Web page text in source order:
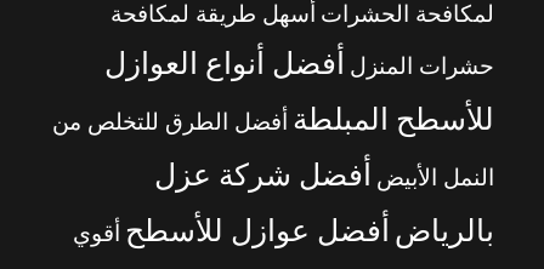
لمكافحة الحشرات أسهل طريقة لمكافحة
حشرات المنزل
أفضل أنواع العوازل
للأسطح المبلطة أفضل الطرق للتخلص من
النمل الأبيض
أفضل شركة عزل
بالرياض أفضل عوازل للأسطح أقوي